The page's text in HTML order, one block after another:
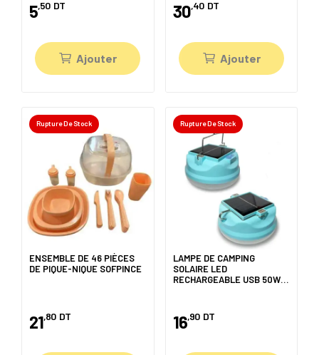
5,50 DT
Ajouter
30,40 DT
Ajouter
Rupture De Stock
ENSEMBLE DE 46 PIÈCES
DE PIQUE-NIQUE SOFPINCE
21,80 DT
Rupture De Stock
LAMPE DE CAMPING
SOLAIRE LED
RECHARGEABLE USB 50W
16,90 DT